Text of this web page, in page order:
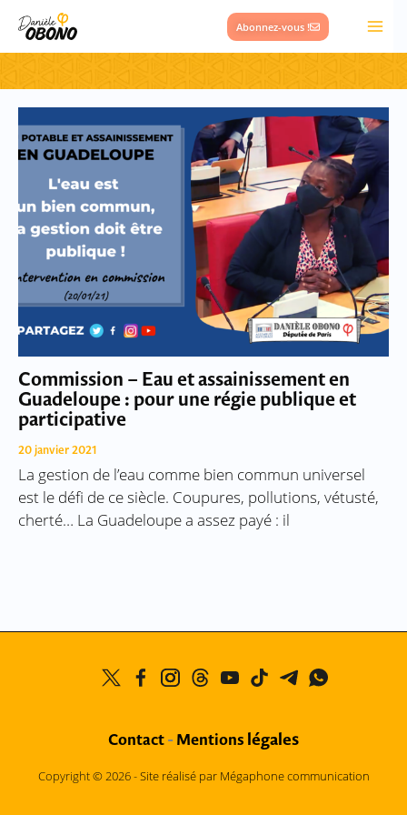
contenu
Abonnez-vous !
Commission – Eau et assainissement en
Guadeloupe : pour une régie publique et
participative
20 janvier 2021
La gestion de l’eau comme bien commun universel
est le défi de ce siècle. Coupures, pollutions, vétusté,
cherté… La Guadeloupe a assez payé : il
Contact - Mentions légales
Copyright © 2026 -Site réalisé par Mégaphone communication